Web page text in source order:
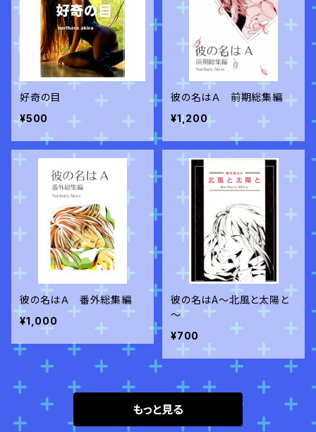
好奇の目
¥500
彼の名はＡ 前期総集編
¥1,200
彼の名はＡ 番外総集編
¥1,000
彼の名はA～北風と太陽と
～
¥700
もっと見る